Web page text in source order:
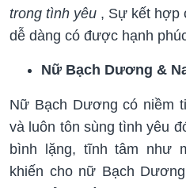
trong tình yêu , Sự kết hợp
dễ dàng có được hạnh
Nữ Bạch Dương &
Nữ Bạch Dương có niềm
và luôn tôn sùng tình yêu
bình lặng, tĩnh tâm như
khiến cho nữ Bạch